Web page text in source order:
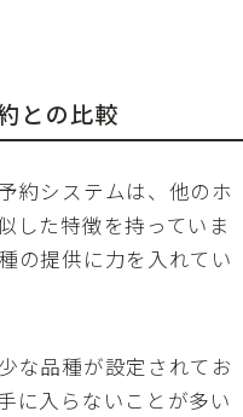
との比較
約システムは、他のホ
した特徴を持っていま
の提供に力を入れてい
な品種が設定されてお
に入らないことが多い